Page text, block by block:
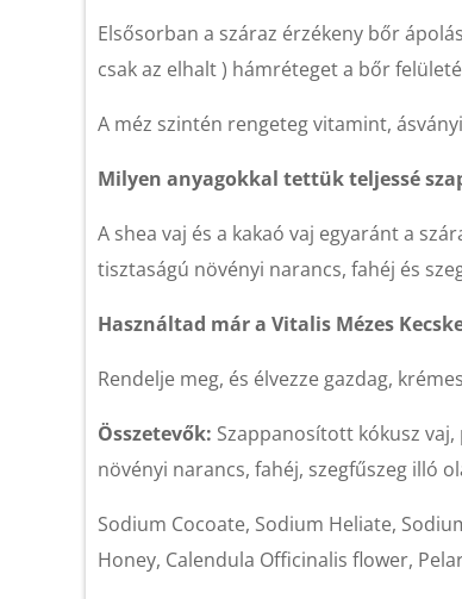
Elsősorban a száraz érzékeny bőr
csak az elhalt ) hámréteget a bőr
A méz szintén rengeteg vitamint,
Milyen anyagokkal tettük teljessé
A shea vaj és a kakaó vaj egyaránt a
tisztaságú növényi narancs, fahéj és
Használtad már a Vitalis Mézes
Rendelje meg, és élvezze gazdag,
Összetevők: Szappanosított kókusz
növényi narancs, fahéj, szegfűszeg illó
Sodium Cocoate, Sodium Heliate,
Honey, Calendula Officinalis flower,